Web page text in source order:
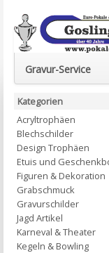
Euro-Pokale &
Gravur-Service
Kategorien
Acryltrophäen
Blechschilder
Design Trophäen
Etuis und
Figuren & Dekoration
Grabschmuck
Gravurschilder
Jagd Artikel
Karneval & Theater
Kegeln & Bowling